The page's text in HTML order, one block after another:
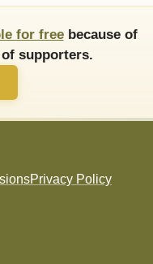
for freebecause of
supporters.
Privacy Policy